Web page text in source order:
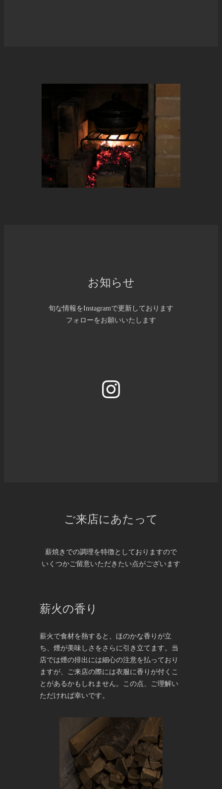
お知らせ
旬な情報をInstagramで更新しております
フォローをお願いいたします
Instagram
ご来店にあたって
薪焼きでの調理を特徴としておりますので
いくつかご留意いただきたい点がございます
薪火の香り
薪火で食材を熱すると、ほのかな香りが立
ち、煙が美味しさをさらに引き立てます。当
店では煙の排出には細心の注意を払っており
ますが、ご来店の際には衣服に香りが付くこ
とがあるかもしれません。この点、ご理解い
ただければ幸いです。